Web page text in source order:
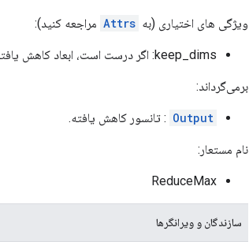
ویژگی های اختیاری (به Attrs مراجعه کنید):
keep_dims: اگر درست است، ابعاد کاهش یافته را با طول 1 حفظ کنید.
برمی‌گرداند:
Output : تانسور کاهش یافته.
نام مستعار:
ReduceMax
سازندگان و ویرانگرها